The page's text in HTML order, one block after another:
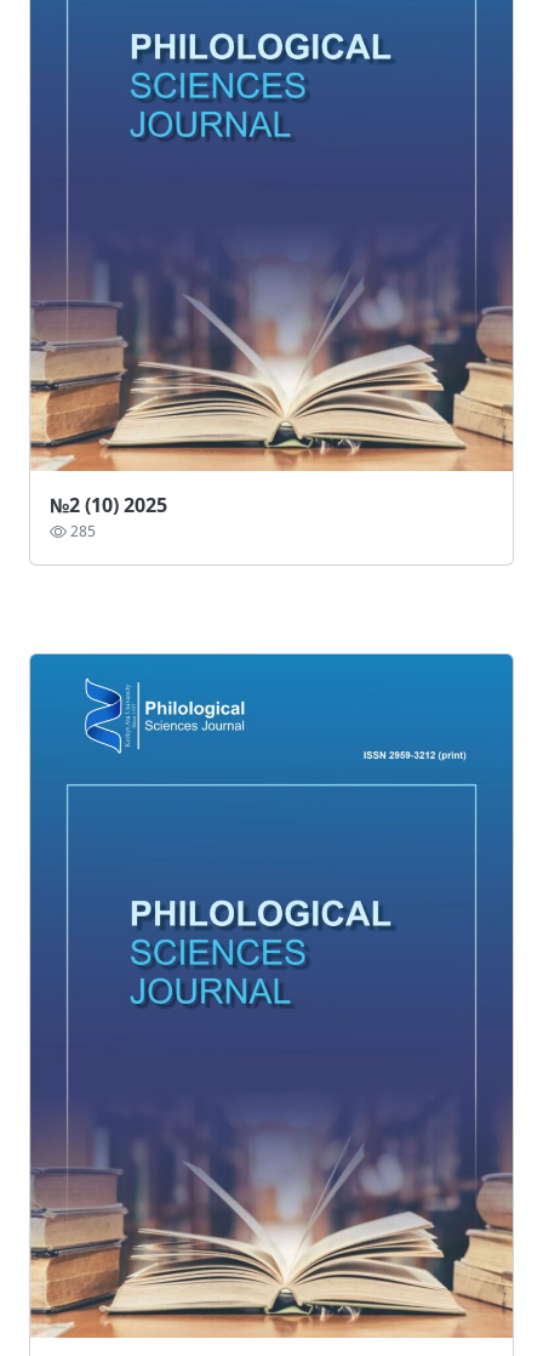
№2 (10) 2025
285